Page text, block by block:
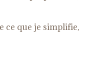
ce que je simplifie,